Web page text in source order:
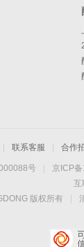
联系客服 合作
号 京ICP
互
版权所有